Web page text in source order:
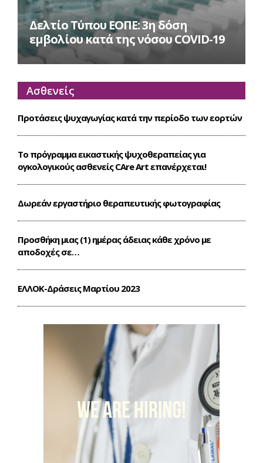
Δελτίο Τύπου ΕΟΠΕ: 3η δόση
εμβολίου κατά της νόσου COVID-19
Ασθενείς
Προτάσεις ψυχαγωγίας κατά την περίοδο των εορτών
Το πρόγραμμα εικαστικής ψυχοθεραπείας για
ογκολογικούς ασθενείς CΑre Art επανέρχεται!
Δωρεάν εργαστήριο θεραπευτικής φωτογραφίας
Προσθήκη μιας (1) ημέρας άδειας κάθε χρόνο με
αποδοχές σε…
ΕΛΛΟΚ-Δράσεις Mαρτίου 2023